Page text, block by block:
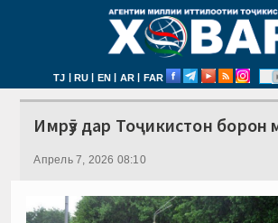
TJ | RU | EN | AR | FAR
Имрӯз дар Тоҷикистон борон
Апрель 7, 2026 08:10